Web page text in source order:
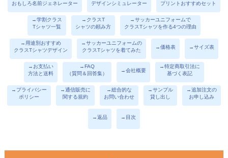
おもしろ名前ジェネレーター
デザインシミュレーター
プリントおすすめセット
→学割クラス
Tシャツ一覧
→クラスT
シャツの頼み方
→サッカーユニフォームで
クラスTシャツを作る4つの理由
→用途別おすすめ
クラスTシャツデザイン
→サッカーユニフォームの
クラスTシャツを着てみた
→価格表 →サイズ表
→お支払い
方法と送料
→FAQ
（質問＆回答集）
→会社概要
→特定商取引法に
基づく表記
→プライバシー
ポリシー
→通信販売に
関する規約
→総合的な
お問い合わせ
→サンプル
貸し出し
→追加注文の
お申し込み
→返品 →目次